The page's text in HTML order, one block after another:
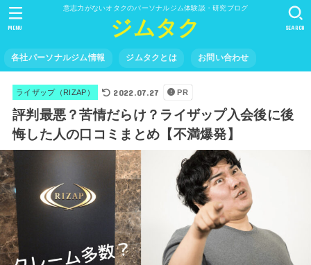
意志力がないオタクのパーソナルジム体験談・研究ブログ
ジムタク
各社パーソナルジム情報 ジムタクとは お問い合わせ
SEARCH
MENU
ライザップ（RIZAP） 2022.07.27 PR
評判最悪？苦情だらけ？ライザップ入会後に後
悔した人の口コミまとめ【不満爆発】